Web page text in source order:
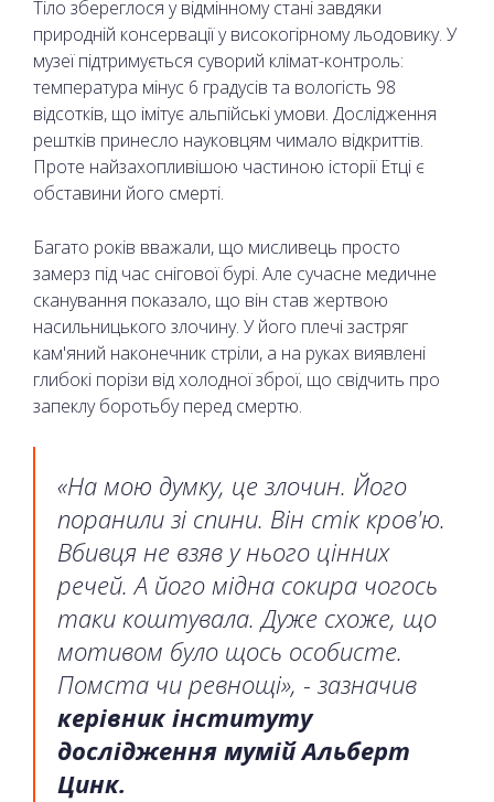
Тіло збереглося у відмінному стані завдяки
природній консервації у високогірному льодовику. У
музеї підтримується суворий клімат-контроль:
температура мінус 6 градусів та вологість 98
відсотків, що імітує альпійські умови. Дослідження
рештків принесло науковцям чимало відкриттів.
Проте найзахопливішою частиною історії Етці є
обставини його смерті.
Багато років вважали, що мисливець просто
замерз під час снігової бурі. Але сучасне медичне
сканування показало, що він став жертвою
насильницького злочину. У його плечі застряг
кам'яний наконечник стріли, а на руках виявлені
глибокі порізи від холодної зброї, що свідчить про
запеклу боротьбу перед смертю.
«На мою думку, це злочин. Його
поранили зі спини. Він стік кров'ю.
Вбивця не взяв у нього цінних
речей. А його мідна сокира чогось
таки коштувала. Дуже схоже, що
мотивом було щось особисте.
Помста чи ревнощі», - зазначив
керівник інституту
дослідження мумій Альберт
Цинк.